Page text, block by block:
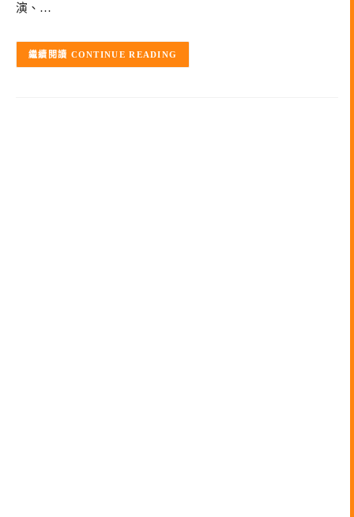
演、…
CONTINUE READING